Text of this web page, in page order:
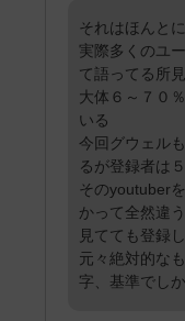
それはほんと
実際多くのユ
て語ってる所
大体６～７０
いる
今回グウェル
るが登録者は
そのyoutuber
かって全然違
見てても登録
元々絶対的な
字、基準でし